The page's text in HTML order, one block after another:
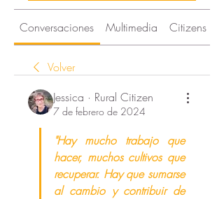
Conversaciones Multimedia Citizens
Volver
Jessica · Rural Citizen
7 de febrero de 2024
"Hay mucho trabajo que
hacer, muchos cultivos que
recuperar. Hay que sumarse
al cambio y contribuir de